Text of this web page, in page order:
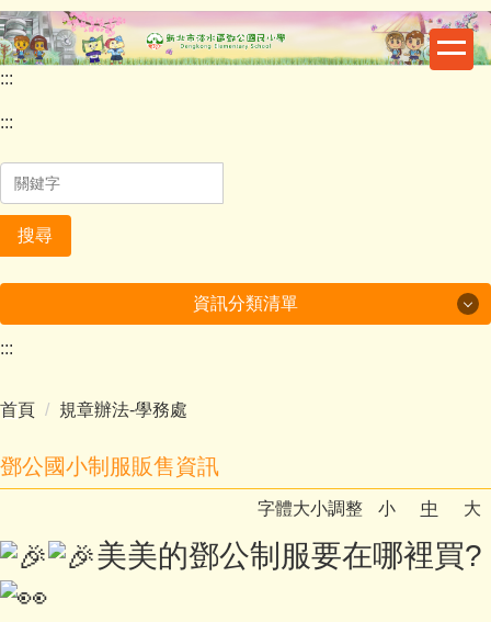
跳
到
主
內
區
:::
:::
搜尋
資訊分類清單
重要公告
鄧公行事曆
行政處室
:::
首頁 規章辦法-學務處
鄧公國小制服販售資訊
字體大小調整 小 中 大
美美的鄧公制服要在哪裡買?